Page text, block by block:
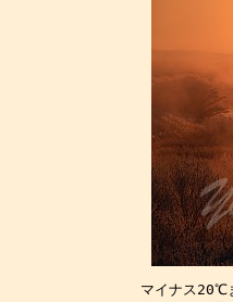
マイナス20℃